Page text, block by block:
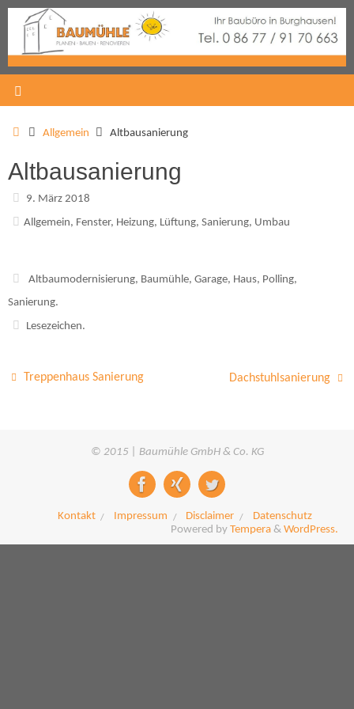
Allgemein Altbausanierung
Altbausanierung
9. März 2018
Allgemein, Fenster, Heizung, Lüftung,Sanierung, Umbau
Altbaumodernisierung, Baumühle,Garage, Haus, Polling,
Sanierung.
Lesezeichen.
Treppenhaus Sanierung Dachstuhlsanierung
© 2015 | Baumühle GmbH & Co. KG
Kontakt Impressum Disclaimer
Datenschutz
Powered by Tempera & WordPress.